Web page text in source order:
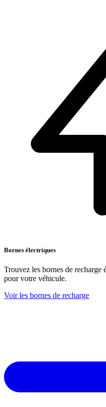
Bornes électriques
Trouvez les bornes de
pour votre véhicule.
Voir les bornes de recharge